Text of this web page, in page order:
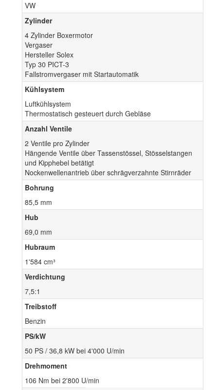
VW
Zylinder
4 Zylinder Boxermotor
Vergaser
Hersteller Solex
Typ 30 PICT-3
Fallstromvergaser mit Startautomatik
Kühlsystem
Luftkühlsystem
Thermostatisch gesteuert durch Gebläse
Anzahl Ventile
2 Ventile pro Zylinder
Hängende Ventile über Tassenstössel, Stösselstangen
und Kipphebel betätigt
Nockenwellenantrieb über schrägverzahnte Stirnräder
Bohrung
85,5 mm
Hub
69,0 mm
Hubraum
1'584 cm³
Verdichtung
7,5:1
Treibstoff
Benzin
PS/kW
50 PS / 36,8 kW bei 4'000 U/min
Drehmoment
106 Nm bei 2'800 U/min